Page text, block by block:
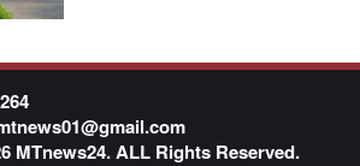
MTnews24. ALL Rights Reserved.